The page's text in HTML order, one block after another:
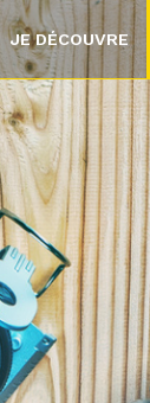
JE DÉCOUVRE